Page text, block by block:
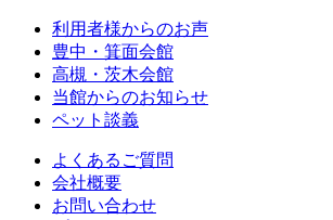
利用者様からのお声
豊中・箕面会館
高槻・茨木会館
当館からのお知らせ
ペット談義
よくあるご質問
会社概要
お問い合わせ